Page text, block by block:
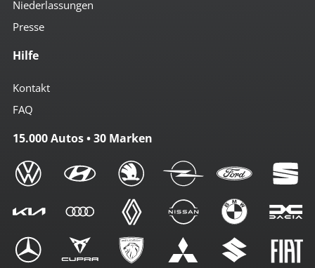
Niederlassungen
Presse
Hilfe
Kontakt
FAQ
15.000 Autos • 30 Marken